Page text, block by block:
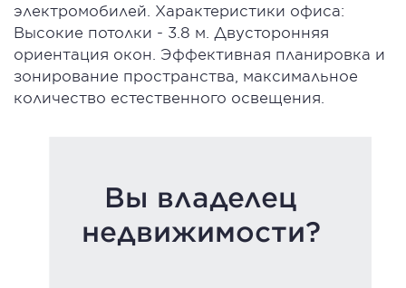
электромобилей. Характеристики офиса:
Высокие потолки - 3.8 м. Двусторонняя
ориентация окон. Эффективная планировка и
зонирование пространства, максимальное
количество естественного освещения.
Вы владелец
недвижимости?